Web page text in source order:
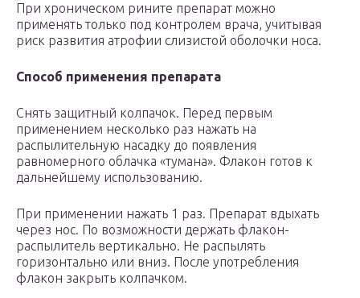
При хроническом рините препарат можно
применять только под контролем врача, учитывая
риск развития атрофии слизистой оболочки носа.
Способ применения препарата
Снять защитный колпачок. Перед первым
применением несколько раз нажать на
распылительную насадку до появления
равномерного облачка «тумана». Флакон готов к
дальнейшему использованию.
При применении нажать 1 раз. Препарат вдыхать
через нос. По возможности держать флакон-
распылитель вертикально. Не распылять
горизонтально или вниз. После употребления
флакон закрыть колпачком.